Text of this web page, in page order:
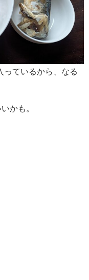
っているから、なる
かも。